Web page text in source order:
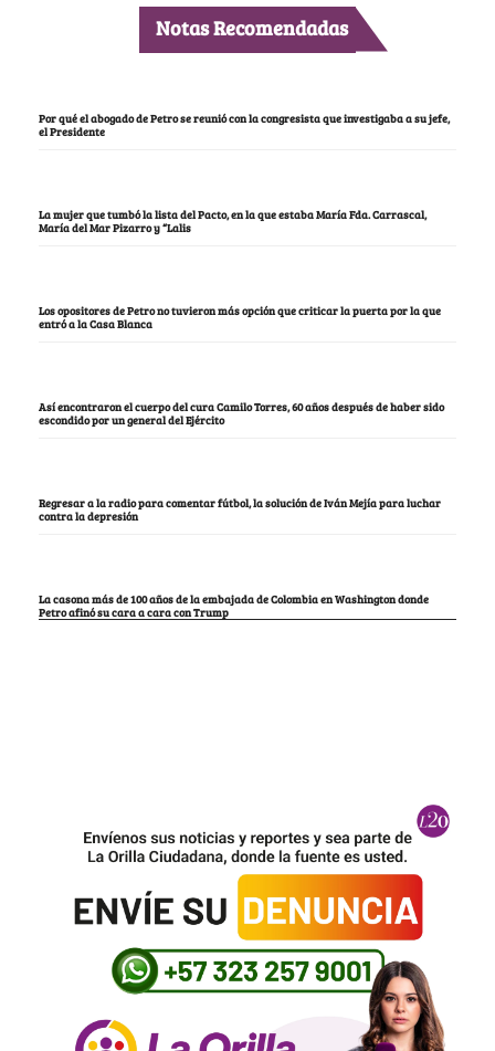
Notas Recomendadas
Por qué el abogado de Petro se reunió con la congresista que investigaba a su jefe,
el Presidente
La mujer que tumbó la lista del Pacto, en la que estaba María Fda. Carrascal,
María del Mar Pizarro y “Lalis
Los opositores de Petro no tuvieron más opción que criticar la puerta por la que
entró a la Casa Blanca
Así encontraron el cuerpo del cura Camilo Torres, 60 años después de haber sido
escondido por un general del Ejército
Regresar a la radio para comentar fútbol, la solución de Iván Mejía para luchar
contra la depresión
La casona más de 100 años de la embajada de Colombia en Washington donde
Petro afinó su cara a cara con Trump